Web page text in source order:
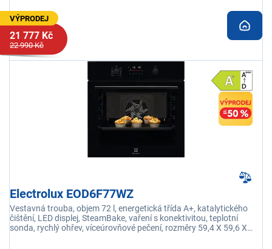
VÝPRODEJ
21 777 Kč
22 990 Kč
Electrolux EOD6F77WZ
Vestavná trouba, objem 72 l, energetická třída A+, katalytického
čištění, LED displej, SteamBake, vaření s konektivitou, teplotní
sonda, rychlý ohřev, víceúrovňové pečení, rozměry 59,4 X 59,6 X